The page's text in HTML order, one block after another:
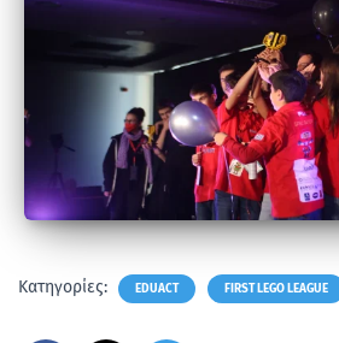
Κατηγορίες: EDUACT FIRST LEGO LEAGUE